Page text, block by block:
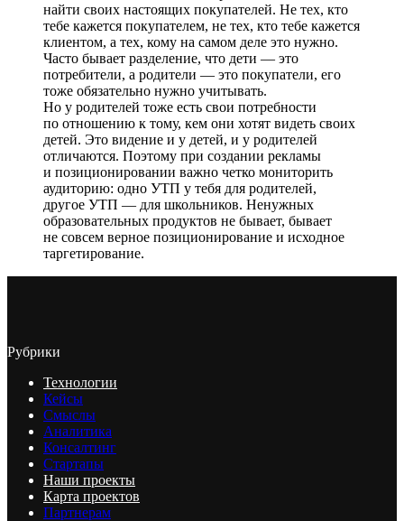
найти своих настоящих покупателей. Не тех, кто
тебе кажется покупателем, не тех, кто тебе кажется
клиентом, а тех, кому на самом деле это нужно.
Часто бывает разделение, что дети — это
потребители, а родители — это покупатели, его
тоже обязательно нужно учитывать.
Но у родителей тоже есть свои потребности
по отношению к тому, кем они хотят видеть своих
детей. Это видение и у детей, и у родителей
отличаются. Поэтому при создании рекламы
и позиционировании важно четко мониторить
аудиторию: одно УТП у тебя для родителей,
другое УТП — для школьников. Ненужных
образовательных продуктов не бывает, бывает
не совсем верное позиционирование и исходное
таргетирование.
Рубрики
Технологии
Кейсы
Смыслы
Аналитика
Консалтинг
Стартапы
Наши проекты
Карта проектов
Партнерам